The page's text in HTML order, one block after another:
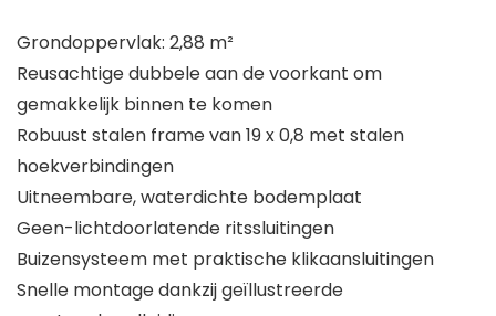
Grondoppervlak: 2,88 m²
Reusachtige dubbele aan de voorkant om
gemakkelijk binnen te komen
Robuust stalen frame van 19 x 0,8 met stalen
hoekverbindingen
Uitneembare, waterdichte bodemplaat
Geen-lichtdoorlatende ritssluitingen
Buizensysteem met praktische klikaansluitingen
Snelle montage dankzij geïllustreerde